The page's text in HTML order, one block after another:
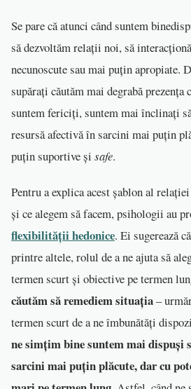
Se pare că atunci când suntem
să dezvoltăm relații noi, să
necunoscute sau mai puțin apropiate.
supărați căutăm mai degrabă
suntem fericiți, suntem mai înclinați
resursă afectivă în sarcini mai puțin
puțin suportive și safe.
Pentru a explica acest șablon al
și ce alegem să facem, psihologii au
flexibilității hedonice. Ei sugerează
printre altele, rolul de a ne ajuta să
termen scurt și obiective pe termen
căutăm să remediem situația–
termen scurt de a ne îmbunătăți
ne simțim bine suntem mai dispuși
sarcini mai puțin plăcute, dar cu